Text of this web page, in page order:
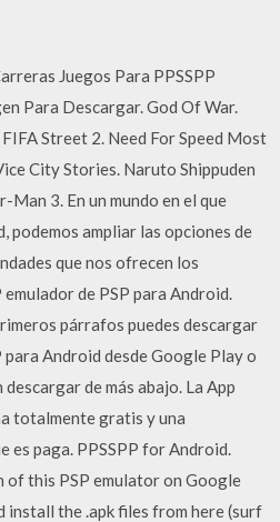
Juegos Para PPSSPP
Para Descargar. God Of War.
Street 2. Need For Speed Most
City Stories. Naruto Shippuden
3. En un mundo en el que
podemos ampliar las opciones de
que nos ofrecen los
emulador de PSP para Android.
párrafos puedes descargar
para Android desde Google Play o
de más abajo. La App
totalmente gratis y una
es paga. PPSSPP for Android.
this PSP emulator on Google
install the .apk files from here (surf